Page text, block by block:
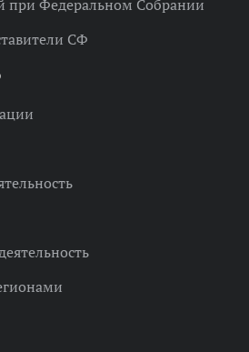
при Федеральном Собрании
СФ